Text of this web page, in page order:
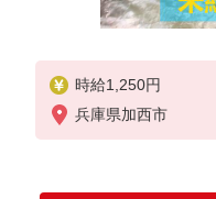
時給1,250円
兵庫県加西市